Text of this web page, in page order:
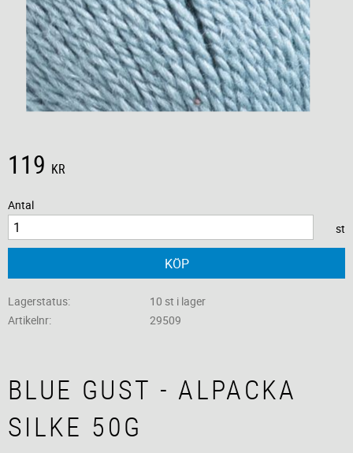
119 KR
Antal
st
KÖP
Lagerstatus
10 st i lager
Artikelnr
29509
BLUE GUST - ALPACKA
SILKE 50G